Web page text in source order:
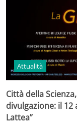
Attualità
Città della
divulgazione: il
Lattea”